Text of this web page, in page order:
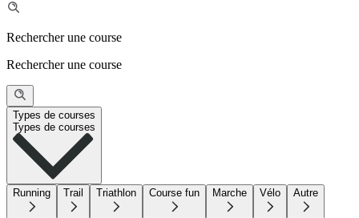
Rechercher une course
Rechercher une course
Types de courses
Types de courses
Running Trail Triathlon Course fun Marche Vélo Autre